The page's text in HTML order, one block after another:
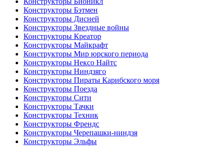
Конструкторы Бэтмен
Конструкторы Дисней
Конструкторы Звездные войны
Конструкторы Креатор
Конструкторы Майкрафт
Конструкторы Мир юрского периода
Конструкторы Нексо Найтс
Конструкторы Ниндзяго
Конструкторы Пираты Карибского моря
Конструкторы Поезда
Конструкторы Сити
Конструкторы Тачки
Конструкторы Техник
Конструкторы Френдс
Конструкторы Черепашки-ниндзя
Конструкторы Эльфы